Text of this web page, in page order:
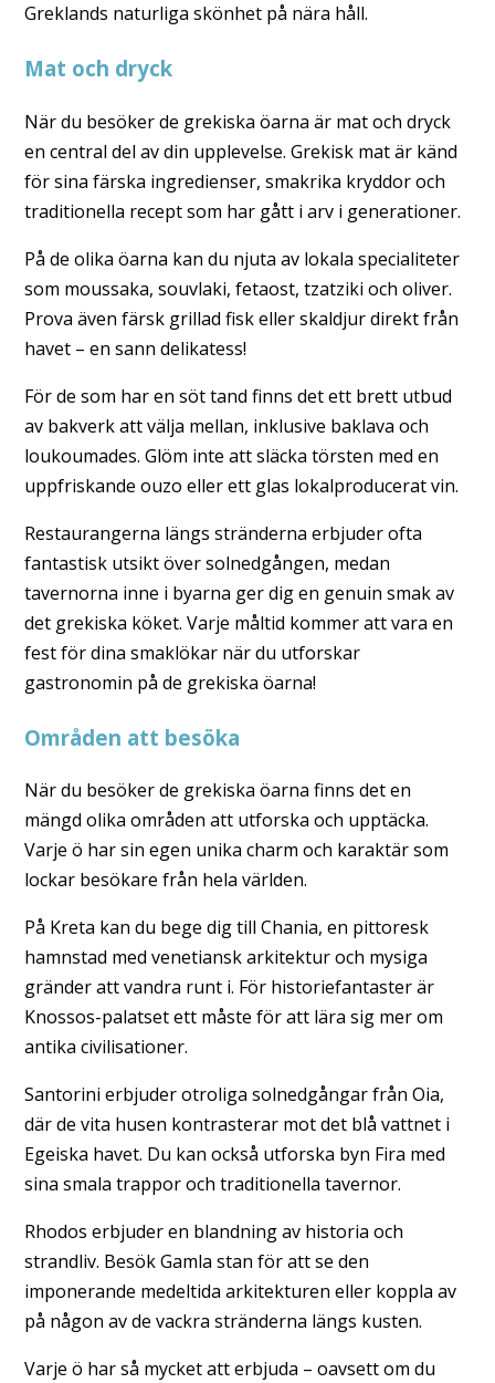
Greklands naturliga skönhet på nära håll.
Mat och dryck
När du besöker de grekiska öarna är mat och dryck
en central del av din upplevelse. Grekisk mat är känd
för sina färska ingredienser, smakrika kryddor och
traditionella recept som har gått i arv i generationer.
På de olika öarna kan du njuta av lokala specialiteter
som moussaka, souvlaki, fetaost, tzatziki och oliver.
Prova även färsk grillad fisk eller skaldjur direkt från
havet – en sann delikatess!
För de som har en söt tand finns det ett brett utbud
av bakverk att välja mellan, inklusive baklava och
loukoumades. Glöm inte att släcka törsten med en
uppfriskande ouzo eller ett glas lokalproducerat vin.
Restaurangerna längs stränderna erbjuder ofta
fantastisk utsikt över solnedgången, medan
tavernorna inne i byarna ger dig en genuin smak av
det grekiska köket. Varje måltid kommer att vara en
fest för dina smaklökar när du utforskar
gastronomin på de grekiska öarna!
Områden att besöka
När du besöker de grekiska öarna finns det en
mängd olika områden att utforska och upptäcka.
Varje ö har sin egen unika charm och karaktär som
lockar besökare från hela världen.
På Kreta kan du bege dig till Chania, en pittoresk
hamnstad med venetiansk arkitektur och mysiga
gränder att vandra runt i. För historiefantaster är
Knossos-palatset ett måste för att lära sig mer om
antika civilisationer.
Santorini erbjuder otroliga solnedgångar från Oia,
där de vita husen kontrasterar mot det blå vattnet i
Egeiska havet. Du kan också utforska byn Fira med
sina smala trappor och traditionella tavernor.
Rhodos erbjuder en blandning av historia och
strandliv. Besök Gamla stan för att se den
imponerande medeltida arkitekturen eller koppla av
på någon av de vackra stränderna längs kusten.
Varje ö har så mycket att erbjuda – oavsett om du